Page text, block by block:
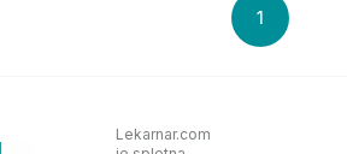
1
Lekarnar.com